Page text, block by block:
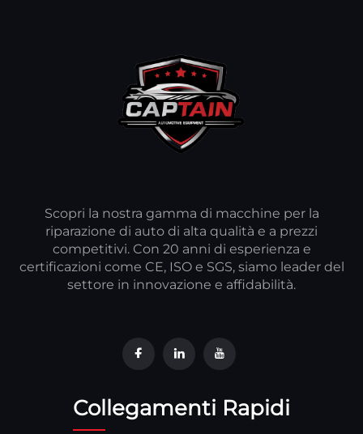
Scopri la nostra gamma di macchine per la
riparazione di auto di alta qualità e a prezzi
competitivi. Con 20 anni di esperienza e
certificazioni come CE, ISO e SGS, siamo leader del
settore in innovazione e affidabilità.
Collegamenti Rapidi